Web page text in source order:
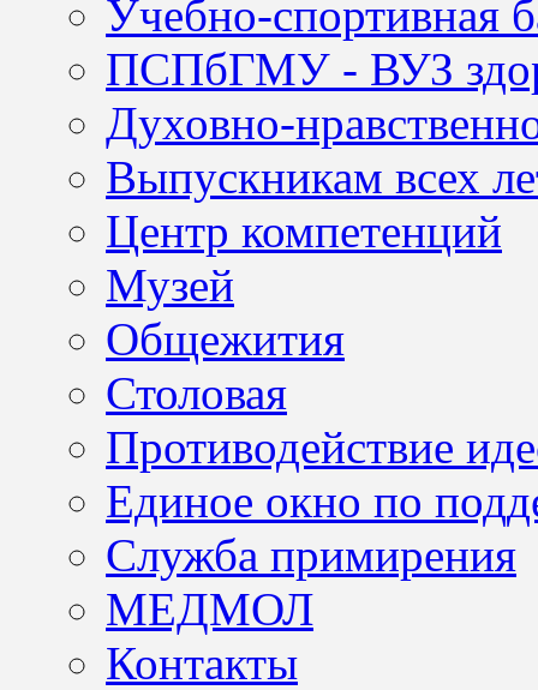
Учебно-спортивная
ПСПбГМУ - ВУЗ
Духовно-
Выпускникам всех
Центр компетенций
Музей
Общежития
Столовая
Противодействие
Единое окно по
Служба примирения
МЕДМОЛ
Контакты